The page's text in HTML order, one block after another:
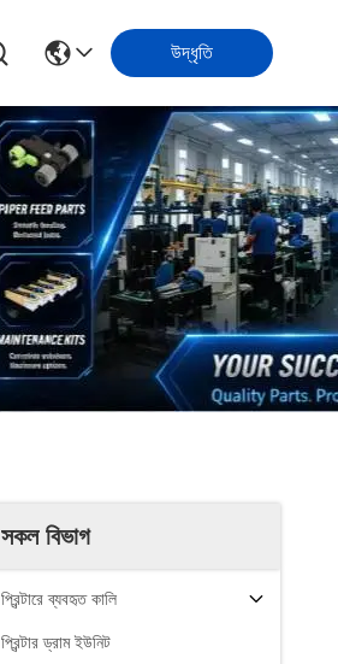
উদ্ধৃতি
সকল বিভাগ
প্রিন্টারে ব্যবহৃত কালি
প্রিন্টার ড্রাম ইউনিট